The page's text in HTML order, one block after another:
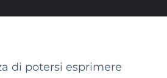
di potersi esprimere